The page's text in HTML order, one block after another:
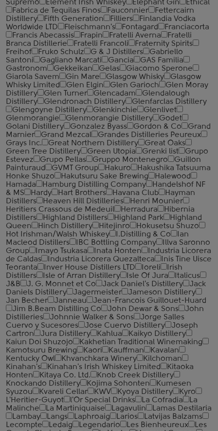
Supremo
Element Irish Whiskey Elephant Gin
Ethical
Fabrica de Tequilas Finos
Fauconnier
Fettercairn
Distillery
Fifth Generation Filliers
Finlandia Vodka
Worldwide LTD
Fleischmann's Fontagard
Franciacorta
Francis Abecassis
Frapin Fratelli Averna
Fratelli
Branca Distillerie
Fratelli ‎Francoli
Fraternity Spirits
Freihof
Fruko Schulz G & J Distillers
Gabriello
Santoni
Gagliano Marcati Gancia
GAS Familia
Gastronom
Gekkeikan Gelas
Giacomo Sperone
Giarola Savem
Gin Mare Glasgow Whisky
Glasgow
Whisky Limited
Glen Elgin Glen Garioch
Glen Moray
Distillery
Glen Turner Glencadam
Glendalough
Distillery
Glendronach Distillery
Glenfarclas Distillery
Glengoyne Distillery
Glenkinchie
Glenlivet
Glenmorangie
Glenmorangie Distillery
Godet
Golani Distillery
Gonzalez Byass Gordon & Co
Grand
Marnier
Grand Mezcal
Grandes Distilleries Peureux
Grays Inc.
Great Northern Distillery
Great Oaks
Green Tree Distillery
Green Utopia Grenki list
Grupo
Estevez
Grupo Pellas Gruppo Montenegro
Guillon
Painturaud
GVMT Group Hakuro
Hakushika Tatsuuma
Honke Shuzo
Hakutsuru Sake Brewing
Halewood
Hamada
Hamburg Distilling Company
Handelshof NF
& MS
Hardy Hart Brothers Havana Club
Hayman
Distillers
Heaven Hill Distilleries
Henri Mounier
Heritiers Crassous de Medeuil
Herradura
Hibernia
Distillers
Highland Distillers Highland Park
Highland
Queen
Hinch Distillery Hitejinro
Hokusetsu Shuzo
Hot Irishman/Walsh Whiskey
I.Distilling & Co
Ian
Macleod Distillers
IBC Bottling Company
Illva Saronno
Group
Imayo Tsukasa Inata Honten
Industria Licorera
de Caldas
Industria Licorera Quezalteca
Inis Tine Uisce
Teoranta
Inver House Distillers LTD Ioreli
Irish
Distillers
Isle of Arran Distillery Isle Of Jura
Italicus
J&B
J. G. Monnet et Co Jack Daniel's Distillery
Jack
Daniels Distillery
Jagermeister
Jameson Distillery
Jan Becher
Janneau
Jean-Francois Guillouet-Huard
Jim B.Beam Distilling Co
John Dewar & Sons
John
Distilleries
Johnnie Walker & Sons
Jorge Salles
Cuervo y Sucesores
Jose Cuervo Distillery
Joseph
Cartron
Jura Distillery Kahlua
Kaikyo Distillery
Kaiun Doi Shuzojo
Kakhetian Traditional Winemaking
Kamotsuru Brewing
Kaori Kauffman
Kavalan
Kentucky Owl
Khvanchkara Winery
Kilchoman
Kinahan's
Kinahan's Irish Whiskey Limited
Kitaoka
Honten
Kitaya Co. Ltd.
Knob Creek Distillery
Knockando Distillery
Kojima Sohonten
Kumesen
Syuzou
Kvareli Cellar KWV Kyoya Distillery
Kyro
L'Heritier-Guyot
l'Or Special Drinks La Cofradia
La
Malinche
La Martiniquaise Lagavulin
Lamas Destilaria
Lambay
Langs Laphroaig Larios
Latvijas Balzams
Lecompte
Ledaig Legendario Les Bienheureux
Les